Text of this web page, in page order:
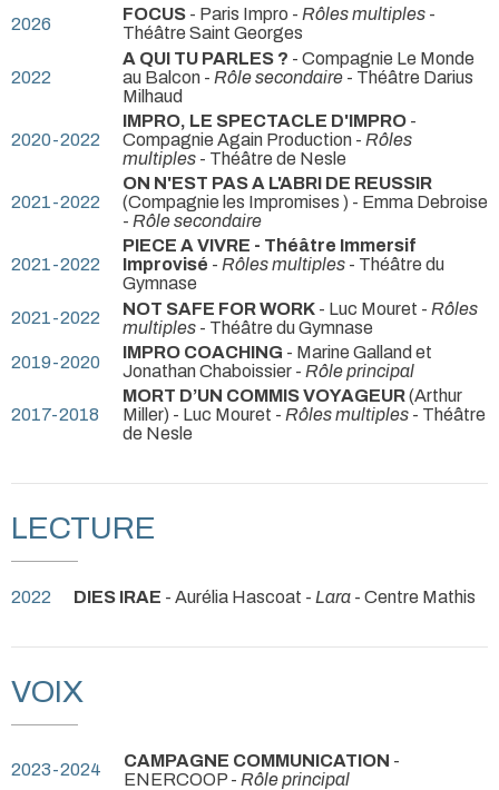
2026
FOCUS - Paris Impro - Rôles multiples -
Théâtre Saint Georges
2022
A QUI TU PARLES ? - Compagnie Le Monde
au Balcon - Rôle secondaire - Théâtre Darius
Milhaud
2020-2022
IMPRO, LE SPECTACLE D'IMPRO -
Compagnie Again Production - Rôles
multiples - Théâtre de Nesle
2021-2022
ON N'EST PAS A L'ABRI DE REUSSIR
(Compagnie les Impromises ) - Emma Debroise
- Rôle secondaire
2021-2022
PIECE A VIVRE - Théâtre Immersif
Improvisé - Rôles multiples - Théâtre du
Gymnase
2021-2022
NOT SAFE FOR WORK - Luc Mouret - Rôles
multiples - Théâtre du Gymnase
2019-2020
IMPRO COACHING - Marine Galland et
Jonathan Chaboissier - Rôle principal
2017-2018
MORT D’UN COMMIS VOYAGEUR(Arthur
Miller) - Luc Mouret - Rôles multiples - Théâtre
de Nesle
LECTURE
2022 DIES IRAE - Aurélia Hascoat - Lara - Centre Mathis
VOIX
2023-2024 CAMPAGNE COMMUNICATION -
ENERCOOP - Rôle principal